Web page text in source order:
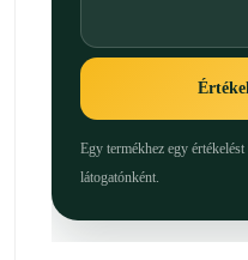
Egy termékhez egy
látogatónként.